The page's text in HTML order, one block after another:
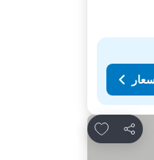
مشاركة
Add to favorites